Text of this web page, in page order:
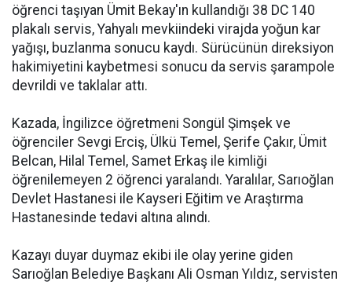
öğrenci taşıyan Ümit Bekay'ın kullandığı 38 DC 140
plakalı servis, Yahyalı mevkiindeki virajda yoğun kar
yağışı, buzlanma sonucu kaydı. Sürücünün direksiyon
hakimiyetini kaybetmesi sonucu da servis şarampole
devrildi ve taklalar attı.
Kazada, İngilizce öğretmeni Songül Şimşek ve
öğrenciler Sevgi Erciş, Ülkü Temel, Şerife Çakır, Ümit
Belcan, Hilal Temel, Samet Erkaş ile kimliği
öğrenilemeyen 2 öğrenci yaralandı. Yaralılar, Sarıoğlan
Devlet Hastanesi ile Kayseri Eğitim ve Araştırma
Hastanesinde tedavi altına alındı.
Kazayı duyar duymaz ekibi ile olay yerine giden
Sarıoğlan Belediye Başkanı Ali Osman Yıldız, servisten